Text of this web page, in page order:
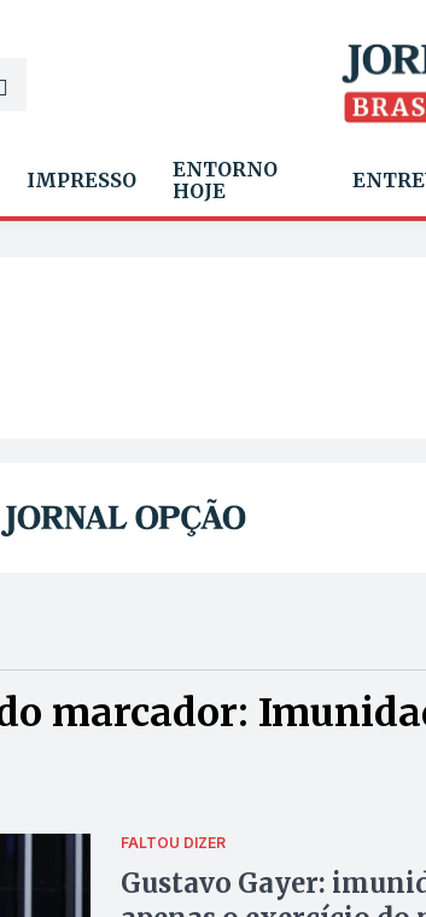
IMPRESSO
ENTORNO
HOJE
marcador:
FALTOU DIZER
Gustavo Gayer: